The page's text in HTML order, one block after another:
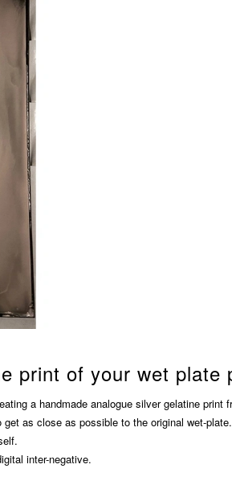
print of your wet plate
a handmade analogue silver gelatine print
as close as possible to the original wet-plate.
inter-negative.